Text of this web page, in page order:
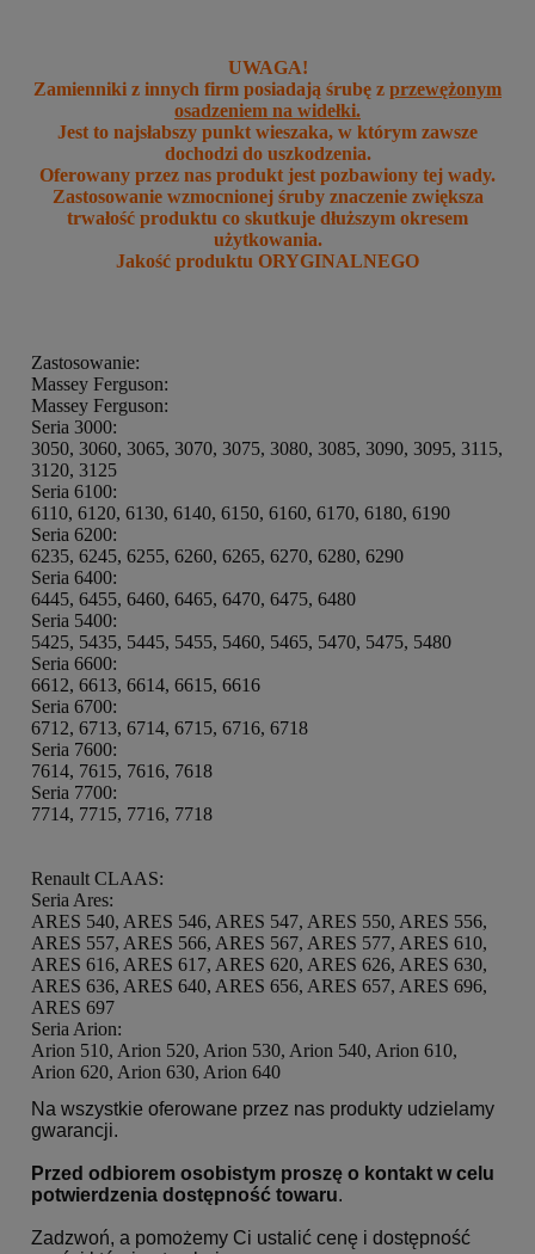
UWAGA!
Zamienniki z innych firm posiadają śrubę z przewężonym
osadzeniem na widełki.
Jest to najsłabszy punkt wieszaka, w którym zawsze
dochodzi do uszkodzenia.
Oferowany przez nas produkt jest pozbawiony tej wady.
Zastosowanie wzmocnionej śruby znaczenie zwiększa
trwałość produktu co skutkuje dłuższym okresem
użytkowania.
Jakość produktu ORYGINALNEGO
Zastosowanie:
Massey Ferguson:
Massey Ferguson:
Seria 3000:
3050, 3060, 3065, 3070, 3075, 3080, 3085, 3090, 3095, 3115,
3120, 3125
Seria 6100:
6110, 6120, 6130, 6140, 6150, 6160, 6170, 6180, 6190
Seria 6200:
6235, 6245, 6255, 6260, 6265, 6270, 6280, 6290
Seria 6400:
6445, 6455, 6460, 6465, 6470, 6475, 6480
Seria 5400:
5425, 5435, 5445, 5455, 5460, 5465, 5470, 5475, 5480
Seria 6600:
6612, 6613, 6614, 6615, 6616
Seria 6700:
6712, 6713, 6714, 6715, 6716, 6718
Seria 7600:
7614, 7615, 7616, 7618
Seria 7700:
7714, 7715, 7716, 7718
Renault CLAAS:
Seria Ares:
ARES 540, ARES 546, ARES 547, ARES 550, ARES 556,
ARES 557, ARES 566, ARES 567, ARES 577, ARES 610,
ARES 616, ARES 617, ARES 620, ARES 626, ARES 630,
ARES 636, ARES 640, ARES 656, ARES 657, ARES 696,
ARES 697
Seria Arion:
Arion 510, Arion 520, Arion 530, Arion 540, Arion 610,
Arion 620, Arion 630, Arion 640
Na wszystkie oferowane przez nas produkty udzielamy
gwarancji.
Przed odbiorem osobistym proszę o kontakt w celu
potwierdzenia dostępność towaru.
Zadzwoń, a pomożemy Ci ustalić cenę i dostępność